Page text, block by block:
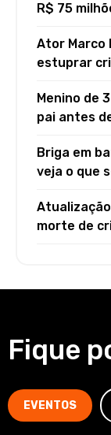
R$ 75
Ator Marco
estuprar
Menino de
pai antes
Briga em
veja o que
morte de
Fique
EVENTOS